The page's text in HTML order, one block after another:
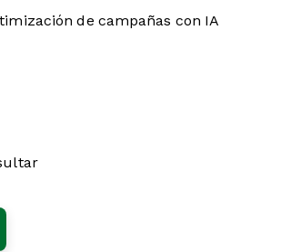
de campañas con IA